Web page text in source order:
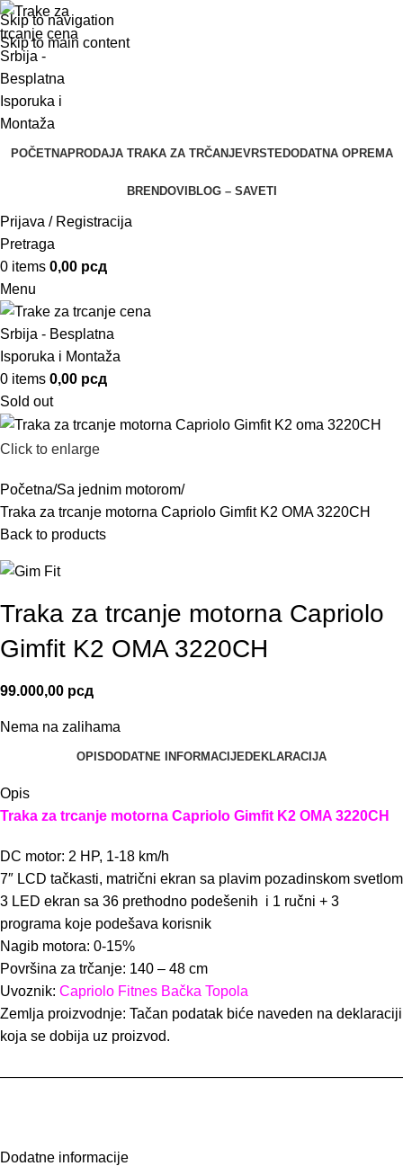
Skip to navigation
Skip to main content
POČETNAPRODAJA TRAKA ZA TRČANJEVRSTEDODATNA OPREMA
BRENDOVI BLOG – SAVETI
Prijava / Registracija
Pretraga
0 items 0,00 рсд
Menu
0 items 0,00 рсд
Sold out
Click to enlarge
Početna Sa jednim motorom
Traka za trcanje motorna Capriolo Gimfit K2 OMA 3220CH
Back to products
Traka za trcanje motorna Capriolo
Gimfit K2 OMA 3220CH
99.000,00 рсд
Nema na zalihama
OPIS DODATNE INFORMACIJEDEKLARACIJA
Opis
Traka za trcanje motorna Capriolo Gimfit K2 OMA 3220CH
DC motor: 2 HP, 1-18 km/h
7″ LCD tačkasti, matrični ekran sa plavim pozadinskom svetlom
3 LED ekran sa 36 prethodno podešenih i 1 ručni + 3
programa koje podešava korisnik
Nagib motora: 0-15%
Površina za trčanje: 140 – 48 cm
Uvoznik: Capriolo Fitnes Bačka Topola
Zemlja proizvodnje: Tačan podatak biće naveden na deklaraciji
koja se dobija uz proizvod.
Dodatne informacije